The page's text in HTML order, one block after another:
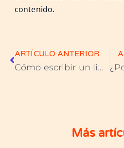
contenido.
ARTÍCULO ANTERIOR
Cómo escribir un libro sobre tu vida: guía práctica
Más